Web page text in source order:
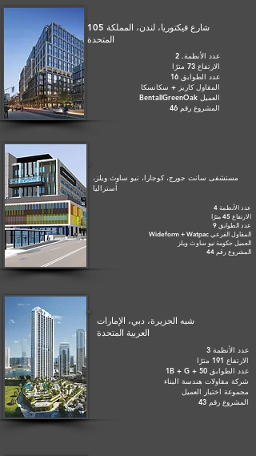
105 شارع فيكتوريا، لندن، المملكة
المتحدة
عدد الأنظمة. 2
الارتفاع 73 مترًا
عدد الطوابق 16
المقاول كاريز + سكانسكا
العميل BentallGreenOak
المشروع رقم 46
مستشفى سانت جورج، كوجارا، نيو ساوث ويلز،
أستراليا
عدد الأنظمة 4
الارتفاع 45 مترًا
عدد الطوابق 9
المقاول الفرعي Wideform + Watpac
العميل حكومة نيو ساوث ويلز
المشروع رقم 44
شبه الجزيرة، دبي، الإمارات
العربية المتحدة
عدد الأنظمة 3
الارتفاع 191 مترًا
عدد الطوابق 1B + G + 50
شركة مقاولات هندسة البناء
مجموعة اختيار العميل
المشروع رقم 43